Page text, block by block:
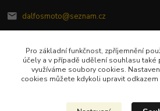
dalfosmoto@seznam.cz
Pro základní funkčnost, zpříjemnění
účely a v případě udělení souhlasu také
využíváme soubory cookies.
cookies můžete kdykoli upravit